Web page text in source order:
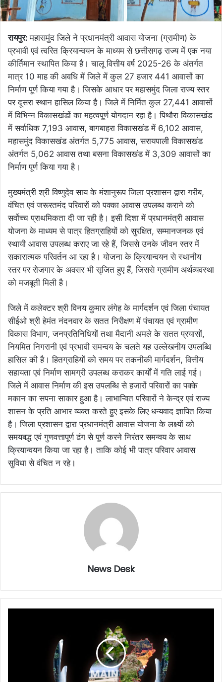
रायपुर:महासमुंद जिले ने प्रधानमंत्री आवास योजना (ग्रामीण) के
प्रभावी एवं त्वरित क्रियान्वयन के माध्यम से छत्तीसगढ़ राज्य में एक नया
कीर्तिमान स्थापित किया है। चालू वित्तीय वर्ष 2025-26 के अंतर्गत
मात्र 10 माह की अवधि में जिले में कुल 27 हजार 441 आवासों का
निर्माण पूर्ण किया गया है। जिसके आधार पर महासमुंद जिला राज्य स्तर
पर दूसरा स्थान हासिल किया है। जिले में निर्मित कुल 27,441 आवासों
में विभिन्न विकासखंडों का महत्वपूर्ण योगदान रहा है। पिथौरा विकासखंड
में सर्वाधिक 7,193 आवास, बागबाहरा विकासखंड में 6,102 आवास,
महासमुंद विकासखंड अंतर्गत 5,775 आवास, सरायपाली विकासखंड
अंतर्गत 5,062 आवास तथा बसना विकासखंड में 3,309 आवासों का
निर्माण पूर्ण किया गया है।
मुख्यमंत्री श्री विष्णुदेव साय के मंशानुरूप जिला प्रशासन द्वारा गरीब,
वंचित एवं जरूरतमंद परिवारों को पक्का आवास उपलब्ध कराने को
सर्वोच्च प्राथमिकता दी जा रही है। इसी दिशा में प्रधानमंत्री आवास
योजना के माध्यम से पात्र हितग्राहियों को सुरक्षित, सम्मानजनक एवं
स्थायी आवास उपलब्ध कराए जा रहे हैं, जिससे उनके जीवन स्तर में
सकारात्मक परिवर्तन आ रहा है। योजना के क्रियान्वयन से स्थानीय
स्तर पर रोजगार के अवसर भी सृजित हुए हैं, जिससे ग्रामीण अर्थव्यवस्था
को मजबूती मिली है।
जिले में कलेक्टर श्री विनय कुमार लंगेह के मार्गदर्शन एवं जिला पंचायत
सीईओ श्री हेमंत नंदनवार के सतत निरीक्षण में पंचायत एवं ग्रामीण
विकास विभाग, जनप्रतिनिधियों तथा मैदानी अमले के सतत प्रयासों,
नियमित निगरानी एवं प्रभावी समन्वय के चलते यह उल्लेखनीय उपलब्धि
हासिल की है। हितग्राहियों को समय पर तकनीकी मार्गदर्शन, वित्तीय
सहायता एवं निर्माण सामग्री उपलब्ध कराकर कार्यों में गति लाई गई।
जिले में आवास निर्माण की इस उपलब्धि से हजारों परिवारों का पक्के
मकान का सपना साकार हुआ है। लाभान्वित परिवारों ने केन्द्र एवं राज्य
शासन के प्रति आभार व्यक्त करते हुए इसके लिए धन्यवाद ज्ञापित किया
है। जिला प्रशासन द्वारा प्रधानमंत्री आवास योजना के लक्ष्यों को
समयबद्ध एवं गुणवत्तापूर्ण ढंग से पूर्ण करने निरंतर समन्वय के साथ
क्रियान्वयन किया जा रहा है। ताकि कोई भी पात्र परिवार आवास
सुविधा से वंचित न रहे।
News Desk